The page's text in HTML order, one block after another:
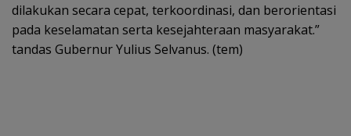
dilakukan secara cepat, terkoordinasi, dan berorientasi
pada keselamatan serta kesejahteraan masyarakat.”
tandas Gubernur Yulius Selvanus. (tem)